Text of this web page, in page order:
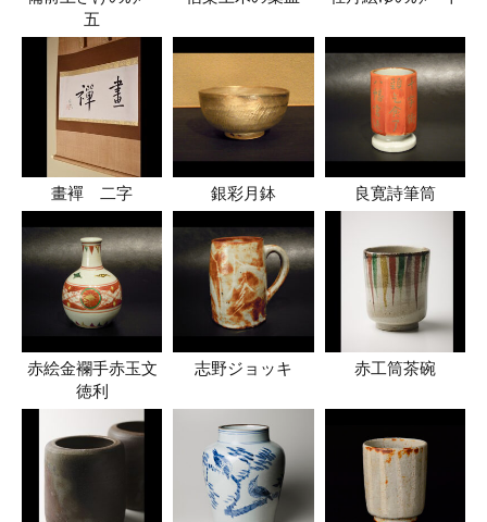
五
畫襌 二字 銀彩月鉢 良寛詩筆筒
赤絵金襴手赤玉文
徳利
志野ジョッキ 赤工筒茶碗